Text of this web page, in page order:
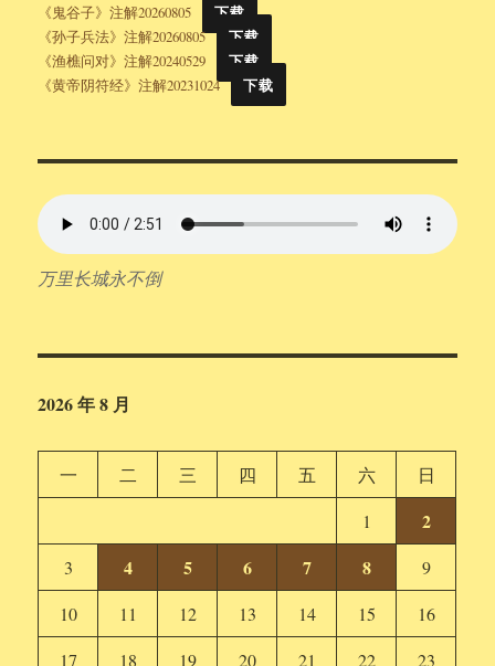
《鬼谷子》注解20260805
下载
《孙子兵法》注解20260805
下载
《渔樵问对》注解20240529
下载
《黄帝阴符经》注解20231024
下载
万里长城永不倒
2026 年 8 月
一 二 三 四 五 六
日
1
2
3 4 5 6 7 8
9
10
11 12 13 14 15
16
17
18 19 20 21 22
23